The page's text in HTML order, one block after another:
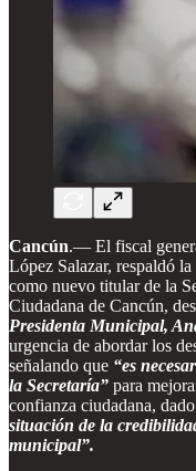
Cancún.— El fiscal
López Salazar, respaldó
como nuevo titular de la
Ciudadana de Cancún,
Presidenta Municipal,
urgencia de abordar los
señalando que “es
la Secretaría” para
confianza ciudadana,
situación de la
municipal”.